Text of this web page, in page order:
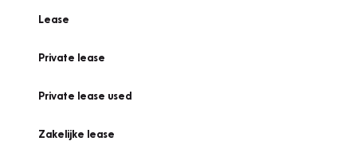
Lease
Private lease
Private lease used
Zakelijke lease